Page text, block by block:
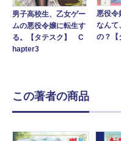
男子高校生、乙女ゲー
ムの悪役令嬢に転生す
る。【タテスク】 C
hapter3
悪役令
なんて
の？【
この著者の商品